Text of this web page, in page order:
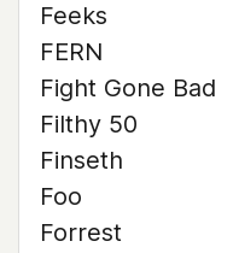
Feeks
FERN
Fight Gone Bad
Filthy 50
Finseth
Foo
Forrest